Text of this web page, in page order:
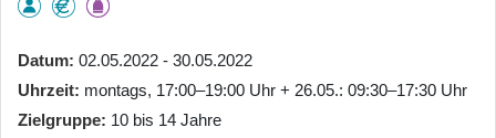
Datum 02.05.2022 - 30.05.2022
Uhrzeit montags, 17:00–19:00 Uhr + 26.05.: 09:30–17:30 Uhr
Zielgruppe 10 bis 14 Jahre